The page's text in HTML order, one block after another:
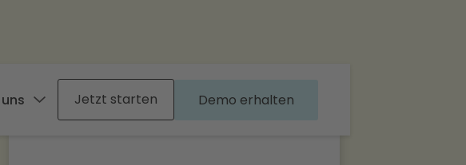
Jetzt starten Demo erhalten